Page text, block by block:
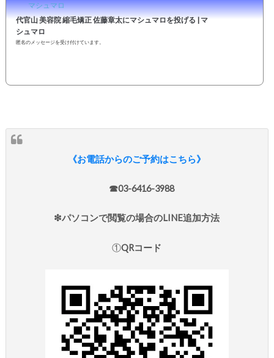
マシュマロ
代官山 美容院 縮毛矯正 佐藤章太にマシュマロを投げる | マ
シュマロ
匿名のメッセージを受け付けています。
《お電話からのご予約はこちら》
☎︎03-6416-3988
❇︎パソコンで閲覧の場合のLINE追加方法
①QRコード